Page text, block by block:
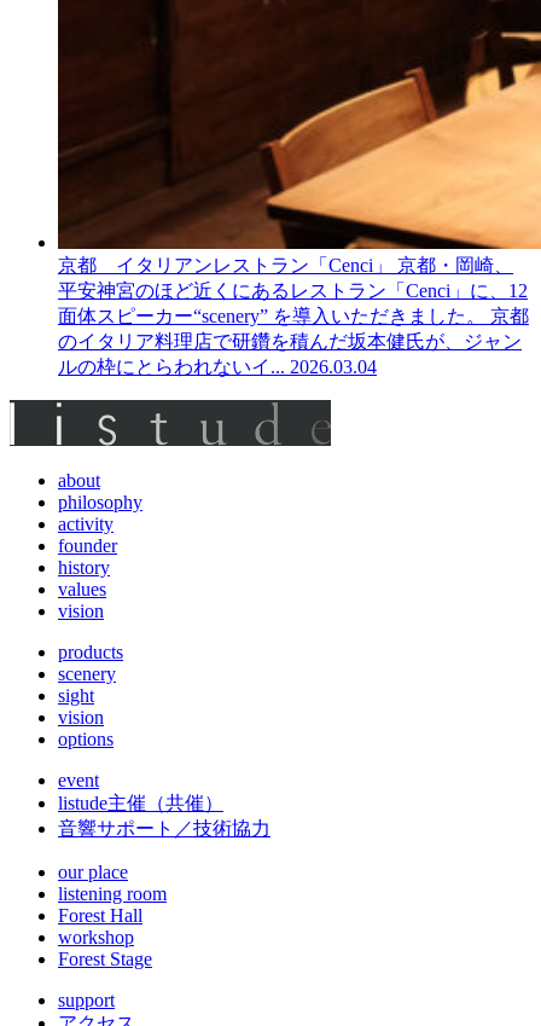
京都 イタリアンレストラン「Cenci」
京都・岡崎、
平安神宮のほど近くにあるレストラン「Cenci」に、12
面体スピーカー“scenery” を導入いただきました。 京都
のイタリア料理店で研鑽を積んだ坂本健氏が、ジャン
ルの枠にとらわれないイ... 2026.03.04
about
philosophy
activity
founder
history
values
vision
products
scenery
sight
vision
options
event
listude主催（共催）
音響サポート／技術協力
our place
listening room
Forest Hall
workshop
Forest Stage
support